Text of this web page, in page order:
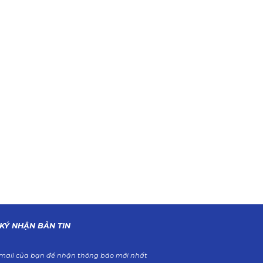
NHẬN BẢN TIN
của bạn để nhận thông báo mới nhất